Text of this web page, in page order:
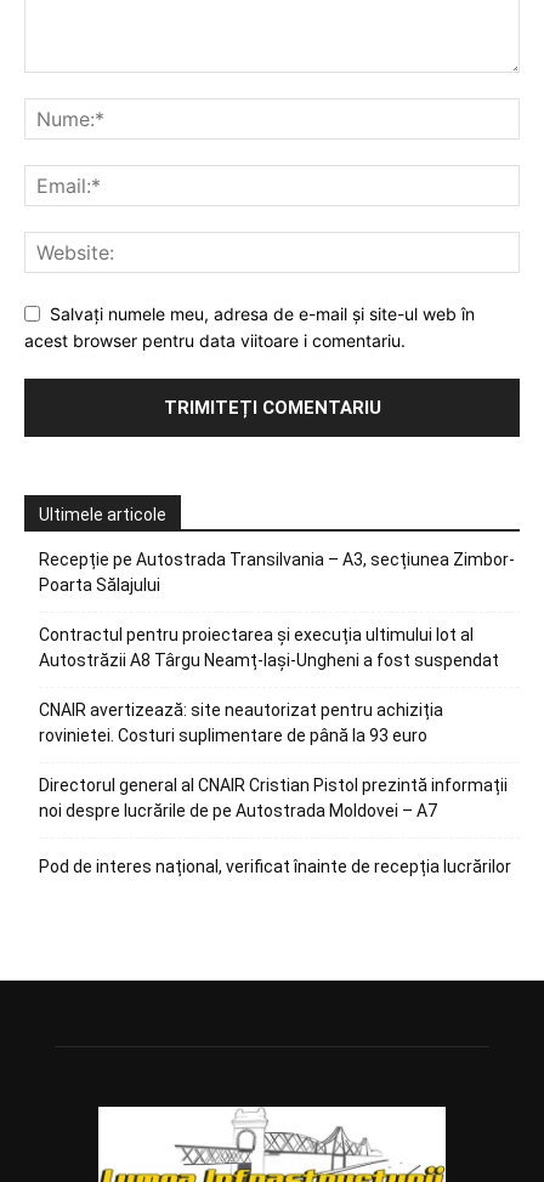
Salvați numele meu, adresa de e-mail și site-ul web în
acest browser pentru data viitoare i comentariu.
Ultimele articole
Recepție pe Autostrada Transilvania – A3, secțiunea Zimbor-
Poarta Sălajului
Contractul pentru proiectarea și execuția ultimului lot al
Autostrăzii A8 Târgu Neamț-Iași-Ungheni a fost suspendat
CNAIR avertizează: site neautorizat pentru achiziția
rovinietei. Costuri suplimentare de până la 93 euro
Directorul general al CNAIR Cristian Pistol prezintă informații
noi despre lucrările de pe Autostrada Moldovei – A7
Pod de interes național, verificat înainte de recepția lucrărilor